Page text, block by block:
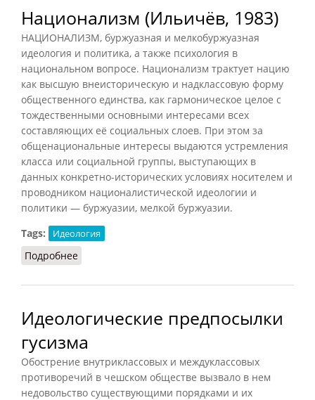
Национализм (Ильичёв, 1983)
НАЦИОНАЛИЗМ, буржуазная и мелкобуржуазная
идеология и политика, а также психология в
национальном вопросе. Национализм трактует нацию
как высшую внеисторическую и надклассовую форму
общественного единства, как гармоническое целое с
тождественными основными интересами всех
составляющих её социальных слоев. При этом за
общенациональные интересы выдаются устремления
класса или социальной группы, выступающих в
данных конкретно-исторических условиях носителем и
проводником националистической идеологии и
политики — буржуазии, мелкой буржуазии.
Tags:
Идеология
Подробнее
Идеологические предпосылки
гусизма
Обострение внутриклассовых и междуклассовых
противоречий в чешском обществе вызвало в нем
недовольство существующими порядками и их